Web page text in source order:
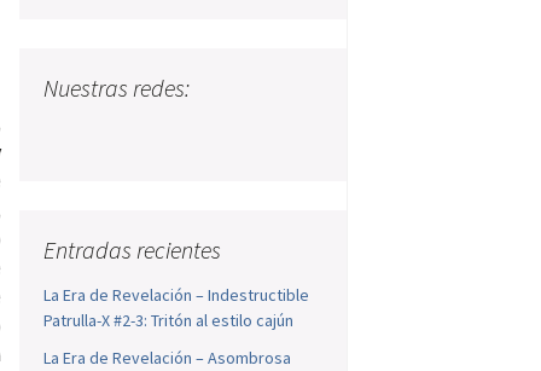
Nuestras redes:
Entradas recientes
La Era de Revelación – Indestructible
Patrulla-X #2-3: Tritón al estilo cajún
La Era de Revelación – Asombrosa